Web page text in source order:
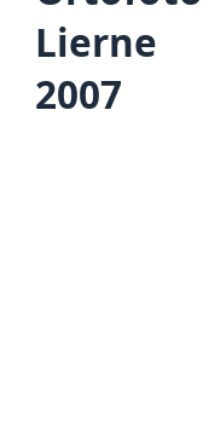
Lierne
2007